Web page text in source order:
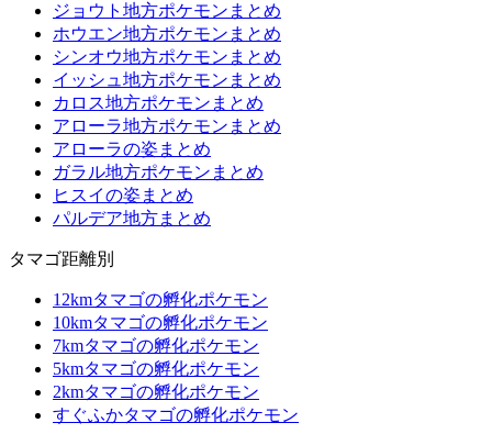
ジョウト地方ポケモンまとめ
ホウエン地方ポケモンまとめ
シンオウ地方ポケモンまとめ
イッシュ地方ポケモンまとめ
カロス地方ポケモンまとめ
アローラ地方ポケモンまとめ
アローラの姿まとめ
ガラル地方ポケモンまとめ
ヒスイの姿まとめ
パルデア地方まとめ
タマゴ距離別
12kmタマゴの孵化ポケモン
10kmタマゴの孵化ポケモン
7kmタマゴの孵化ポケモン
5kmタマゴの孵化ポケモン
2kmタマゴの孵化ポケモン
すぐふかタマゴの孵化ポケモン